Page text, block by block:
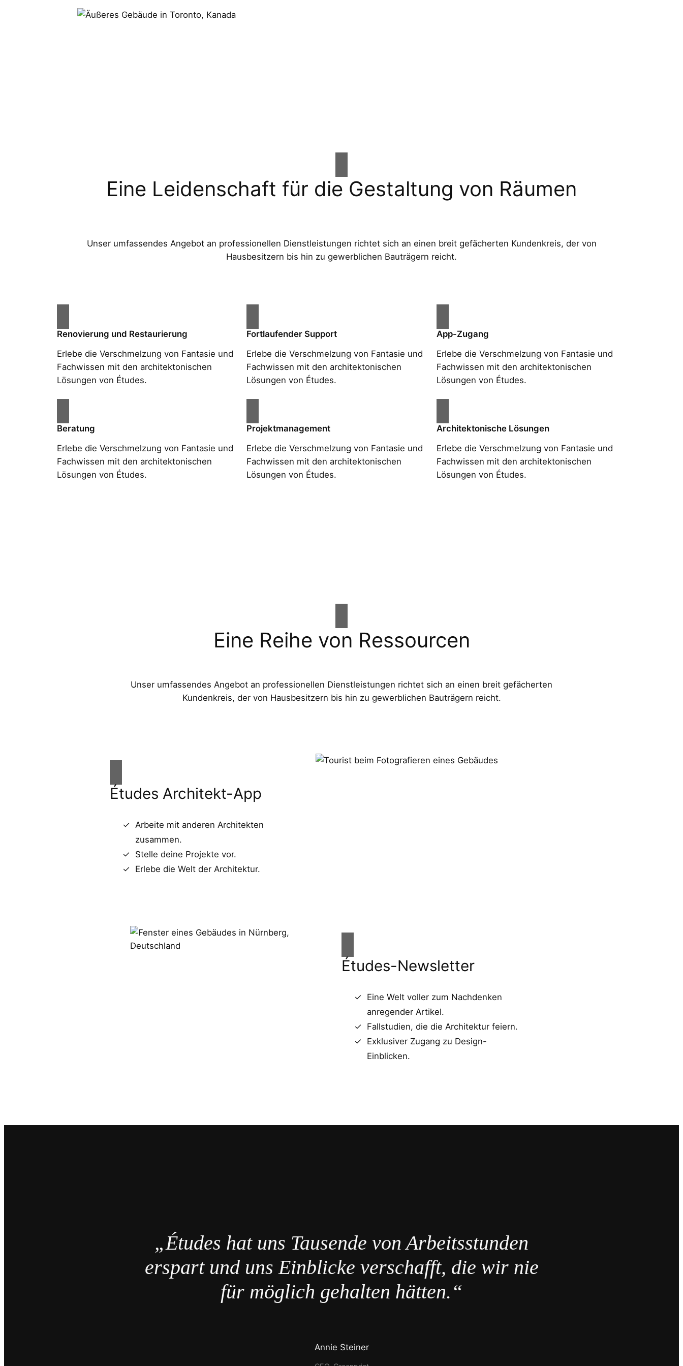
Eine Leidenschaft für die Gestaltung von Räumen
Unser umfassendes Angebot an professionellen Dienstleistungen richtet sich an einen breit gefächerten Kundenkreis, der von
Hausbesitzern bis hin zu gewerblichen Bauträgern reicht.
Renovierung und Restaurierung
Erlebe die Verschmelzung von Fantasie und
Fachwissen mit den architektonischen
Lösungen von Études.
Fortlaufender Support
Erlebe die Verschmelzung von Fantasie und
Fachwissen mit den architektonischen
Lösungen von Études.
App-Zugang
Erlebe die Verschmelzung von Fantasie und
Fachwissen mit den architektonischen
Lösungen von Études.
Beratung
Erlebe die Verschmelzung von Fantasie und
Fachwissen mit den architektonischen
Lösungen von Études.
Projektmanagement
Erlebe die Verschmelzung von Fantasie und
Fachwissen mit den architektonischen
Lösungen von Études.
Architektonische Lösungen
Erlebe die Verschmelzung von Fantasie und
Fachwissen mit den architektonischen
Lösungen von Études.
Eine Reihe von Ressourcen
Unser umfassendes Angebot an professionellen Dienstleistungen richtet sich an einen breit gefächerten
Kundenkreis, der von Hausbesitzern bis hin zu gewerblichen Bauträgern reicht.
Études Architekt-App
Arbeite mit anderen Architekten
zusammen.
Stelle deine Projekte vor.
Erlebe die Welt der Architektur.
Études-Newsletter
Eine Welt voller zum Nachdenken
anregender Artikel.
Fallstudien, die die Architektur feiern.
Exklusiver Zugang zu Design-
Einblicken.
„Études hat uns Tausende von Arbeitsstunden
erspart und uns Einblicke verschafft, die wir nie
für möglich gehalten hätten.“
Annie Steiner